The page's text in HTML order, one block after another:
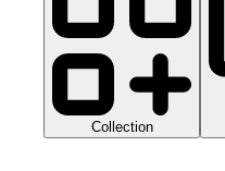
Collection